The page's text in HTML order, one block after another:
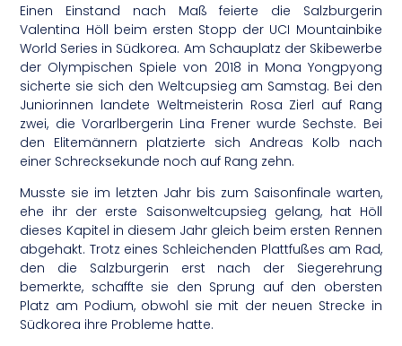
Einen Einstand nach Maß feierte die Salzburgerin
Valentina Höll beim ersten Stopp der UCI Mountainbike
World Series in Südkorea. Am Schauplatz der Skibewerbe
der Olympischen Spiele von 2018 in Mona Yongpyong
sicherte sie sich den Weltcupsieg am Samstag. Bei den
Juniorinnen landete Weltmeisterin Rosa Zierl auf Rang
zwei, die Vorarlbergerin Lina Frener wurde Sechste. Bei
den Elitemännern platzierte sich Andreas Kolb nach
einer Schrecksekunde noch auf Rang zehn.
Musste sie im letzten Jahr bis zum Saisonfinale warten,
ehe ihr der erste Saisonweltcupsieg gelang, hat Höll
dieses Kapitel in diesem Jahr gleich beim ersten Rennen
abgehakt. Trotz eines Schleichenden Plattfußes am Rad,
den die Salzburgerin erst nach der Siegerehrung
bemerkte, schaffte sie den Sprung auf den obersten
Platz am Podium, obwohl sie mit der neuen Strecke in
Südkorea ihre Probleme hatte.